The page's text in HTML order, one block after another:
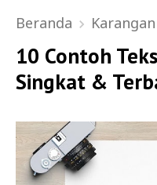
Beranda Karangan
10 Contoh
Singkat &